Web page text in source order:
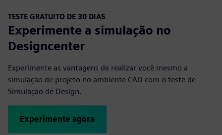
TESTE GRATUITO DE 30 DIAS
Experimente a simulação no
Designcenter
Experimente as vantagens de realizar você mesmo a
simulação de projeto no ambiente CAD com o teste de
Simulação de Design.
Experimente agora